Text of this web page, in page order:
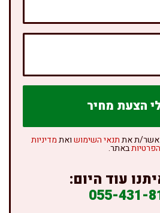
ת אתתנאי השימושואתמדיניות
הפרטיותבאתר.
עוד היום:
055-431-